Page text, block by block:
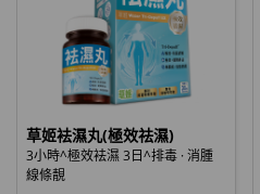
草姬袪濕丸(極效祛濕)
3小時^極效袪濕 3日^排毒 · 消腫
線條靚